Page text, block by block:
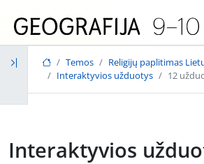
Temos
Religijų paplitimas
Interaktyvios užduotys
12
Interaktyvios